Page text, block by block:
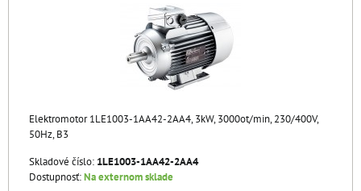
Elektromotor 1LE1003-1AA42-2AA4, 3kW, 3000ot/min, 230/400V,
50Hz, B3
Skladové číslo: 1LE1003-1AA42-2AA4
Dostupnosť:Na externom sklade